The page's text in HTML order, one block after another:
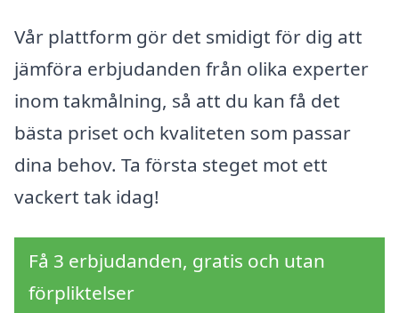
Vår plattform gör det smidigt för dig att
jämföra erbjudanden från olika experter
inom takmålning, så att du kan få det
bästa priset och kvaliteten som passar
dina behov. Ta första steget mot ett
vackert tak idag!
Få 3 erbjudanden, gratis och utan
förpliktelser